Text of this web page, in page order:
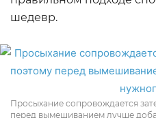
шедевр.
Просыхание сопровождается
перед вымешиванием лучше